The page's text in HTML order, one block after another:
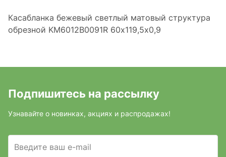
Касабланка бежевый светлый матовый структура
обрезной KM6012B0091R 60x119,5x0,9
Подпишитесь на рассылку
Узнавайте о новинках, акциях и распродажах!
Введите ваш e-mail